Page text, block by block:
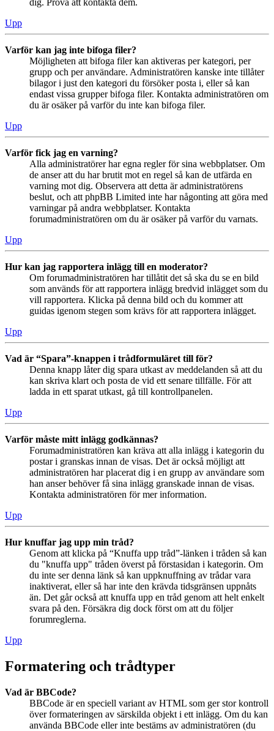
dig. Pröva att kontakta dem.
Upp
Varför kan jag inte bifoga filer?
Möjligheten att bifoga filer kan aktiveras per kategori, per
grupp och per användare. Administratören kanske inte tillåter
bilagor i just den kategori du försöker posta i, eller så kan
endast vissa grupper bifoga filer. Kontakta administratören om
du är osäker på varför du inte kan bifoga filer.
Upp
Varför fick jag en varning?
Alla administratörer har egna regler för sina webbplatser. Om
de anser att du har brutit mot en regel så kan de utfärda en
varning mot dig. Observera att detta är administratörens
beslut, och att phpBB Limited inte har någonting att göra med
varningar på andra webbplatser. Kontakta
forumadministratören om du är osäker på varför du varnats.
Upp
Hur kan jag rapportera inlägg till en moderator?
Om forumadministratören har tillåtit det så ska du se en bild
som används för att rapportera inlägg bredvid inlägget som du
vill rapportera. Klicka på denna bild och du kommer att
guidas igenom stegen som krävs för att rapportera inlägget.
Upp
Vad är “Spara”-knappen i trådformuläret till för?
Denna knapp låter dig spara utkast av meddelanden så att du
kan skriva klart och posta de vid ett senare tillfälle. För att
ladda in ett sparat utkast, gå till kontrollpanelen.
Upp
Varför måste mitt inlägg godkännas?
Forumadministratören kan kräva att alla inlägg i kategorin du
postar i granskas innan de visas. Det är också möjligt att
administratören har placerat dig i en grupp av användare som
han anser behöver få sina inlägg granskade innan de visas.
Kontakta administratören för mer information.
Upp
Hur knuffar jag upp min tråd?
Genom att klicka på “Knuffa upp tråd”-länken i tråden så kan
du "knuffa upp" tråden överst på förstasidan i kategorin. Om
du inte ser denna länk så kan uppknuffning av trådar vara
inaktiverat, eller så har inte den krävda tidsgränsen uppnåts
än. Det går också att knuffa upp en tråd genom att helt enkelt
svara på den. Försäkra dig dock först om att du följer
forumreglerna.
Upp
Formatering och trådtyper
Vad är BBCode?
BBCode är en speciell variant av HTML som ger stor kontroll
över formateringen av särskilda objekt i ett inlägg. Om du kan
använda BBCode eller inte bestäms av administratören (du